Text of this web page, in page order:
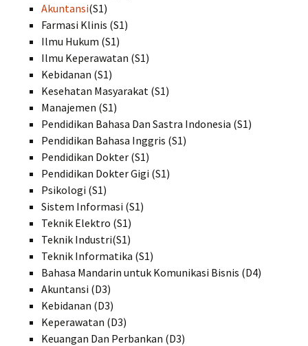
Akuntansi(S1)
Farmasi Klinis (S1)
Ilmu Hukum (S1)
Ilmu Keperawatan (S1)
Kebidanan (S1)
Kesehatan Masyarakat (S1)
Manajemen (S1)
Pendidikan Bahasa Dan Sastra Indonesia (S1)
Pendidikan Bahasa Inggris (S1)
Pendidikan Dokter (S1)
Pendidikan Dokter Gigi (S1)
Psikologi (S1)
Sistem Informasi (S1)
Teknik Elektro (S1)
Teknik Industri(S1)
Teknik Informatika (S1)
Bahasa Mandarin untuk Komunikasi Bisnis (D4)
Akuntansi (D3)
Kebidanan (D3)
Keperawatan (D3)
Keuangan Dan Perbankan (D3)